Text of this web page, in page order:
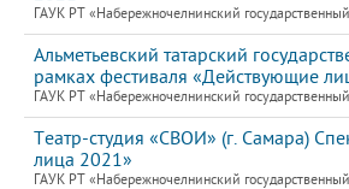
ГАУК РТ «Набережночелнинский
Альметьевский татарский
рамках фестиваля «Действующие
ГАУК РТ «Набережночелнинский
Театр-студия «СВОИ» (г. Самара)
лица 2021»
ГАУК РТ «Набережночелнинский